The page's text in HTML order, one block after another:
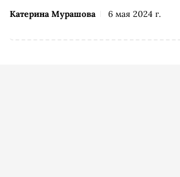
Катерина Мурашова 6 мая 2024 г.
сталкивается ежедневно, и как порой